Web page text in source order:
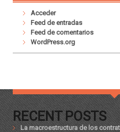
Acceder
Feed de entradas
Feed de comentarios
WordPress.org
RECENT POSTS
La macroestructura de los